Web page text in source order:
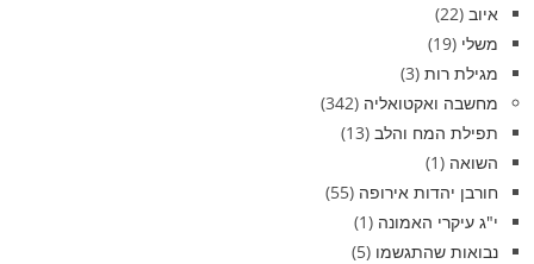
איוב (22)
משלי (19)
מגילת רות (3)
מחשבה ואקטואליה (342)
תפילת המח והלב (13)
השואה (1)
חורבן יהדות אירופה (55)
י"ג עיקרי האמונה (1)
נבואות שהתגשמו (5)